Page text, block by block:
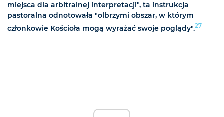
miejsca dla arbitralnej interpretacji", ta instrukcja
pastoralna odnotowała "olbrzymi obszar, w którym
członkowie Kościoła mogą wyrażać swoje poglądy".27